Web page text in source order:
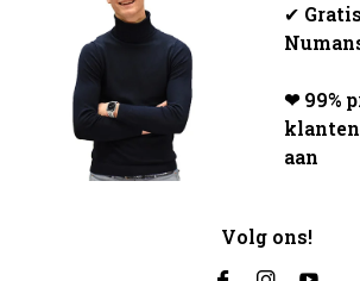
✔
❤ 99%
aan
Volg ons!